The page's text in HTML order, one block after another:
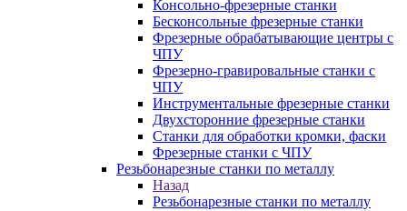
Консольно-фрезерные станки
Бесконсольные фрезерные станки
Фрезерные обрабатывающие центры с
ЧПУ
Фрезерно-гравировальные станки с
ЧПУ
Инструментальные фрезерные станки
Двухсторонние фрезерные станки
Станки для обработки кромки, фаски
Фрезерные станки с ЧПУ
Резьбонарезные станки по металлу
Назад
Резьбонарезные станки по металлу